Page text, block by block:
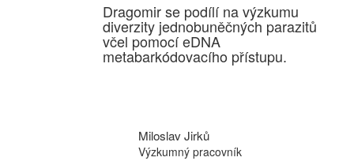
Dragomir se podílí na výzkumu
diverzity jednobuněčných parazitů
včel pomocí eDNA
metabarkódovacího přístupu.
Miloslav Jirků
Výzkumný pracovník